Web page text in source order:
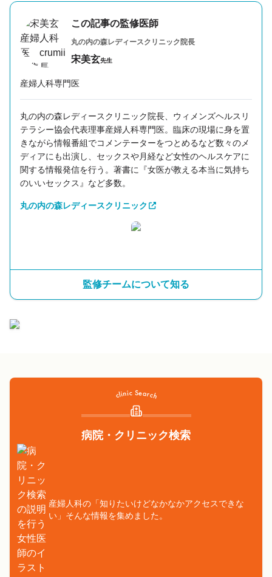
この記事の監修医師
丸の内の森レディースクリニック 院長
宋美玄先生
産婦人科専門医
丸の内の森レディースクリニック院長、ウィメンズヘルスリ
テラシー協会代表理事産婦人科専門医。臨床の現場に身を置
きながら情報番組でコメンテーターをつとめるなど数々のメ
ディアにも出演し、セックスや月経など女性のヘルスケアに
関する情報発信を行う。著書に『女医が教える本当に気持ち
のいいセックス』など多数。
丸の内の森レディースクリニック
監修チームについて知る
病院・クリニック検索
産婦人科の「知りたいけどなかなかアクセスできな
い」そんな情報を集めました。